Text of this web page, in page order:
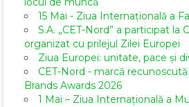
15 Mai - Ziua Internațională a
S.A. „CET-Nord” a participat la
organizat cu prilejul Zilei Europei
Ziua Europei: unitate, pace și
CET-Nord - marcă
Brands Awards 2026
1 Mai – Ziua Internațională a